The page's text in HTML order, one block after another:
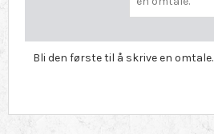
Bli den første til å skrive en omtale.